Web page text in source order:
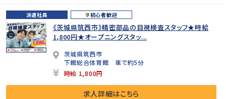
派遣社員 初心者歓迎
《茨城県筑西市》精密部品の目視検査スタッフ★時給
1,800円★オープニングスタッ...
茨城県筑西市
下館総合体育館 車で約5分
時給 1,800円
求人詳細はこちら